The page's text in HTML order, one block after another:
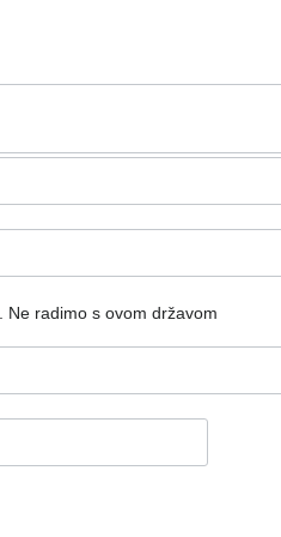
Ne radimo s ovom državom